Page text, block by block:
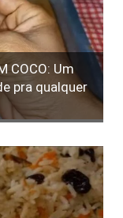
COCO: Um
pra qualquer